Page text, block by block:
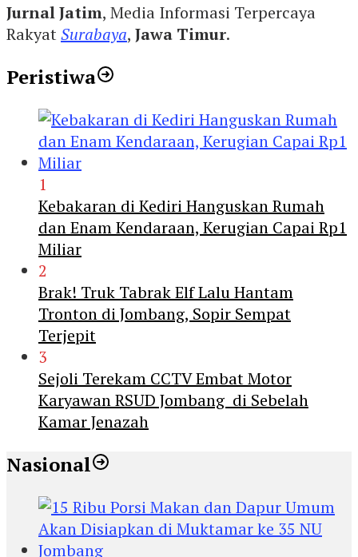
Jurnal Jatim, Media Informasi Terpercaya
RakyatSurabaya, Jawa Timur.
Peristiwa
1
Kebakaran di Kediri Hanguskan Rumah
dan Enam Kendaraan, Kerugian Capai Rp1
Miliar
2
Brak! Truk Tabrak Elf Lalu Hantam
Tronton di Jombang, Sopir Sempat
Terjepit
3
Sejoli Terekam CCTV Embat Motor
Karyawan RSUD Jombang di Sebelah
Kamar Jenazah
Nasional